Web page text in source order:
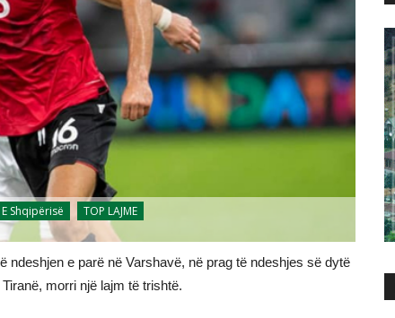
Shqipërisë TOP LAJME
ndeshjen e parë në Varshavë, në prag të ndeshjes së dytë
morri një lajm të trishtë.